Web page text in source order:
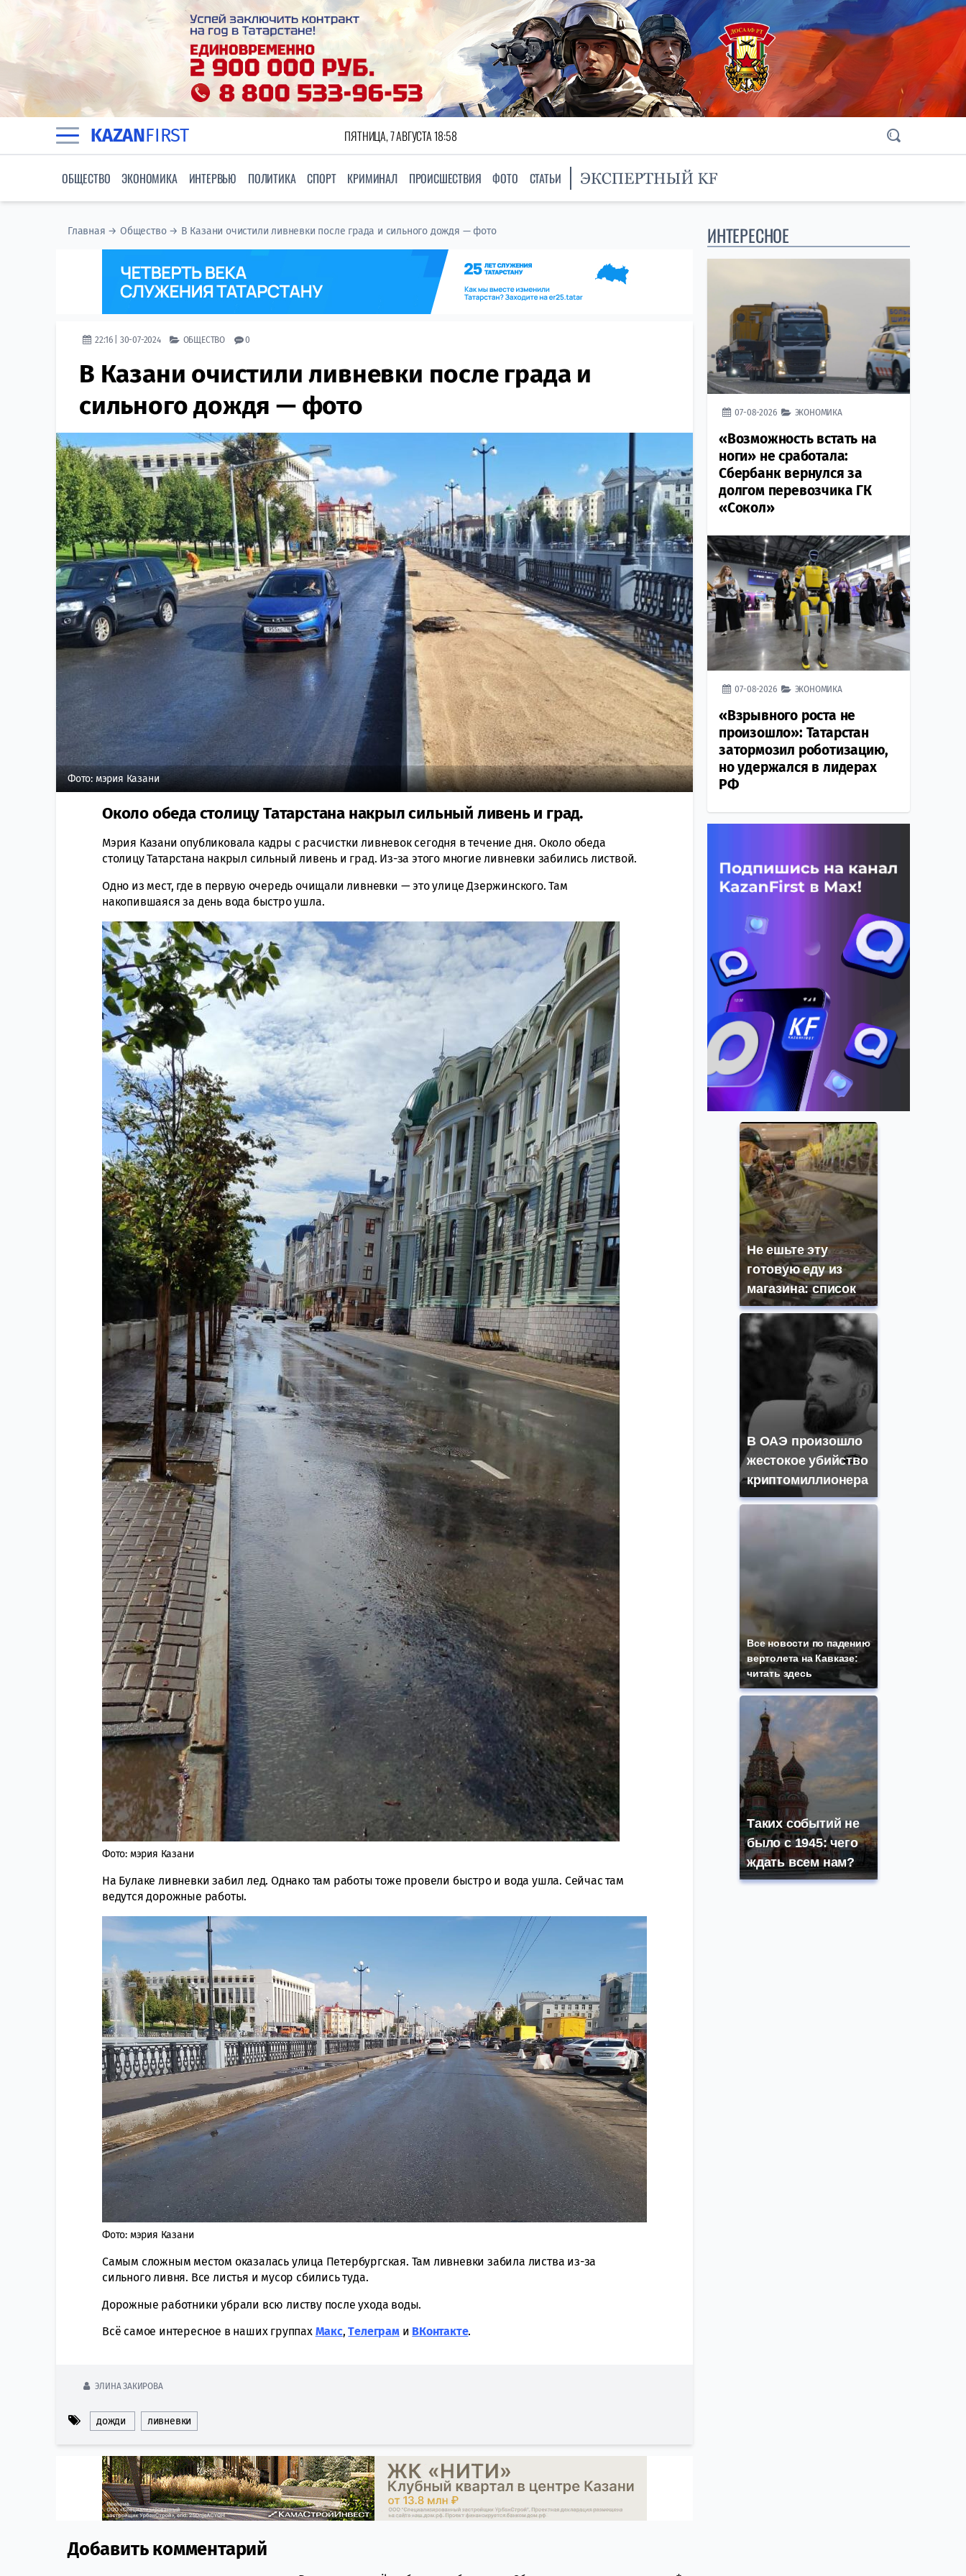
KAZANFIRST ПЯТНИЦА, 7 АВГУСТА 18:58
ОБЩЕСТВО ЭКОНОМИКА ИНТЕРВЬЮ ПОЛИТИКА СПОРТ КРИМИНАЛ ПРОИСШЕСТВИЯ ФОТО СТАТЬИ
Главная →Общество→ В Казани очистили ливневки после града и сильного дождя — фото
22:16 | 30-07-2024 ОБЩЕСТВО 0
В Казани очистили ливневки после града и
сильного дождя — фото
Фото: мэрия Казани
Около обеда столицу Татарстана накрыл сильный ливень и град.
Мэрия Казани опубликовала кадры с расчистки ливневок сегодня в течение дня. Около обеда
столицу Татарстана накрыл сильный ливень и град. Из-за этого многие ливневки забились листвой.
Одно из мест, где в первую очередь очищали ливневки — это улице Дзержинского. Там
накопившаяся за день вода быстро ушла.
Фото: мэрия Казани
На Булаке ливневки забил лед. Однако там работы тоже провели быстро и вода ушла. Сейчас там
ведутся дорожные работы.
Фото: мэрия Казани
Самым сложным местом оказалась улица Петербургская. Там ливневки забила листва из-за
сильного ливня. Все листья и мусор сбились туда.
Дорожные работники убрали всю листву после ухода воды.
Всё самое интересное в наших группах Макс,Tелеграми ВКонтакте.
ЭЛИНА ЗАКИРОВА
дожди ливневки
Comment section
Добавить комментарий
ИНТЕРЕСНОЕ
07-08-2026 ЭКОНОМИКА
«Возможность встать на
ноги» не сработала:
Сбербанк вернулся за
долгом перевозчика ГК
«Сокол»
07-08-2026 ЭКОНОМИКА
«Взрывного роста не
произошло»: Татарстан
затормозил роботизацию,
но удержался в лидерах
РФ
Не ешьте эту
готовую еду из
магазина: список
В ОАЭ произошло
жестокое убийство
криптомиллионера
Все новости по падению
вертолета на Кавказе:
читать здесь
Таких событий не
было с 1945: чего
ждать всем нам?